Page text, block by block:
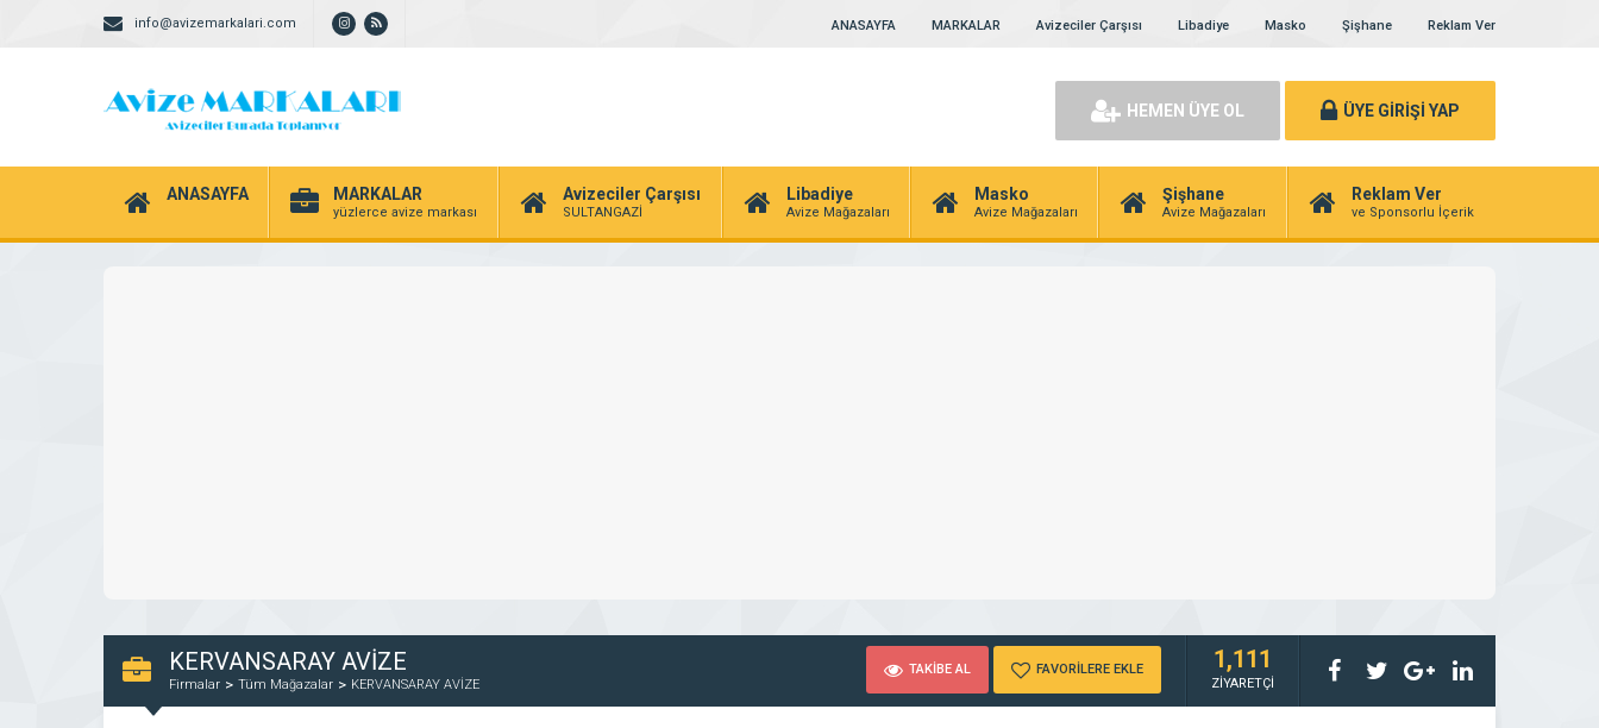
info@avizemarkalari.com ANASAYFA MARKALAR Avizeciler Çarşısı Libadiye Masko Şişhane Reklam Ver
HEMEN ÜYE OL ÜYE GİRİŞİ YAP
ANASAYFA MARKALAR
yüzlerce avize markası
Avizeciler Çarşısı
SULTANGAZİ
Libadiye
Avize Mağazaları
Masko
Avize Mağazaları
Şişhane
Avize Mağazaları
Reklam Ver
ve Sponsorlu İçerik
KERVANSARAY AVİZE
Firmalar Tüm Mağazalar KERVANSARAY AVİZE
TAKİBE AL FAVORİLERE EKLE 1,111
ZİYARETÇİ